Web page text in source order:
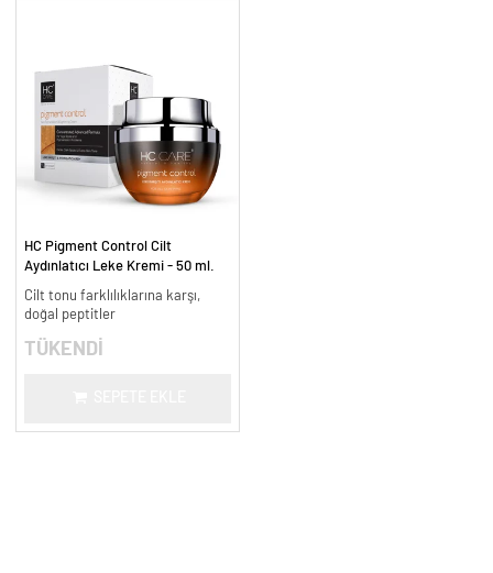
HC Pigment Control Cilt
Aydınlatıcı Leke Kremi - 50 ml.
Cilt tonu farklılıklarına karşı,
doğal peptitler
TÜKENDİ